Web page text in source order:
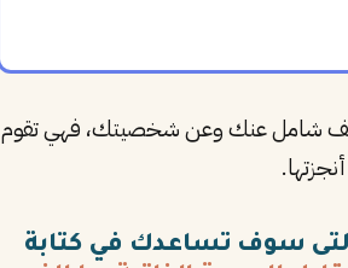
تعريف شامل عنك وعن شخصيتك، فهي تقوم
سوف تساعدك في كتابة